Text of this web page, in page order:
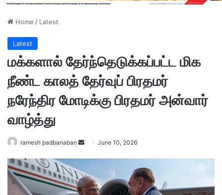
Home / Latest
Latest
மக்களால் தேர்ந்தெடுக்கப்பட்ட மிக
நீண்ட காலத் தேர்வுப் பிரதமர்
நரேந்திர மோடிக்கு பிரதமர் அன்வார்
வாழ்த்து
ramesh padbanaban
d
June 10, 2026